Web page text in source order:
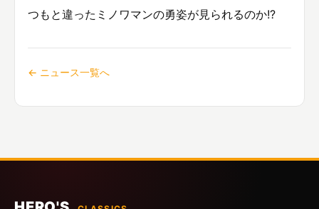
つもと違ったミノワマンの勇姿が見られるのか!?
← ニュース一覧へ